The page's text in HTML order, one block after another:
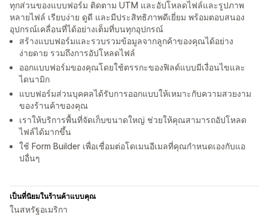
ทุกส่วนของแบบฟอร์ม ติดตาม UTM และอัปโหลดไฟล์และรูปภาพ
หลายไฟล์ เรียบง่าย ดูดี และมีประสิทธิภาพดีเยี่ยม พร้อมตอบสนอง
อุปกรณ์เคลื่อนที่ได้อย่างเต็มที่บนทุกอุปกรณ์
สร้างแบบฟอร์มและรวบรวมข้อมูลจากลูกค้าของคุณได้อย่าง
ง่ายดาย รวมถึงการอัปโหลดไฟล์
ออกแบบฟอร์มของคุณโดยใช้ตรรกะของฟิลด์แบบมีเงื่อนไขและ
ไดนามิก
แบบฟอร์มส่วนบุคคลได้รับการออกแบบให้เหมาะกับความสวยงาม
ของร้านค้าของคุณ
เราให้บริการพื้นที่จัดเก็บขนาดใหญ่ ช่วยให้คุณสามารถอัปโหลด
ไฟล์ได้มากขึ้น
ใช้ Form Builder เพื่อเชื่อมต่อโดเมนอีเมลที่คุณกำหนดเองกับแอ
ปอื่นๆ
เป็นที่นิยมในร้านค้าแบบคุณ
ในสหรัฐอเมริกา